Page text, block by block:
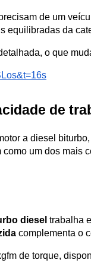
de um
equilibradas da
o que
de
a diesel
um dos
diesel trabalha
complementa o
de torque,